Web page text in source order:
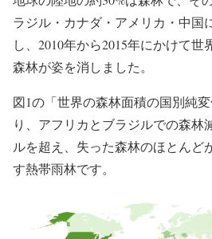
ラジル・カナダ・アメリカ・中国
し、2010年から2015年にかけて世
森林が姿を消しました。
図1の「世界の森林面積の国別純
り、アフリカとブラジルでの森林
ルを超え、失った森林のほとんど
す熱帯雨林です。